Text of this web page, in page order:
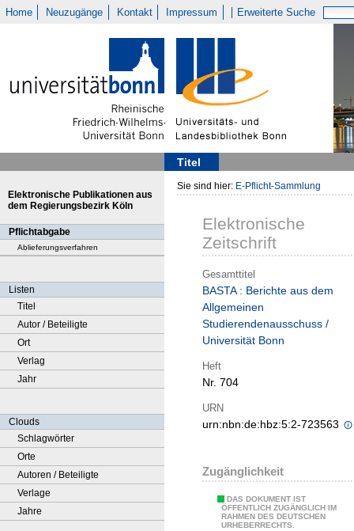
Home Neuzugänge Kontakt Impressum Erweiterte Suche
Titel
Elektronische Publikationen aus
dem Regierungsbezirk Köln
Pflichtabgabe
Ablieferungsverfahren
Listen
Titel
Autor / Beteiligte
Ort
Verlag
Jahr
Clouds
Schlagwörter
Orte
Autoren / Beteiligte
Verlage
Jahre
Sie sind hier: E-Pflicht-Sammlung
Elektronische
Zeitschrift
Gesamttitel
BASTA : Berichte aus dem
Allgemeinen
Studierendenausschuss /
Universität Bonn
Heft
Nr. 704
URN
urn:nbn:de:hbz:5:2-723563
Zugänglichkeit
DAS DOKUMENT IST
ÖFFENTLICH ZUGÄNGLICH IM
RAHMEN DES DEUTSCHEN
URHEBERRECHTS.